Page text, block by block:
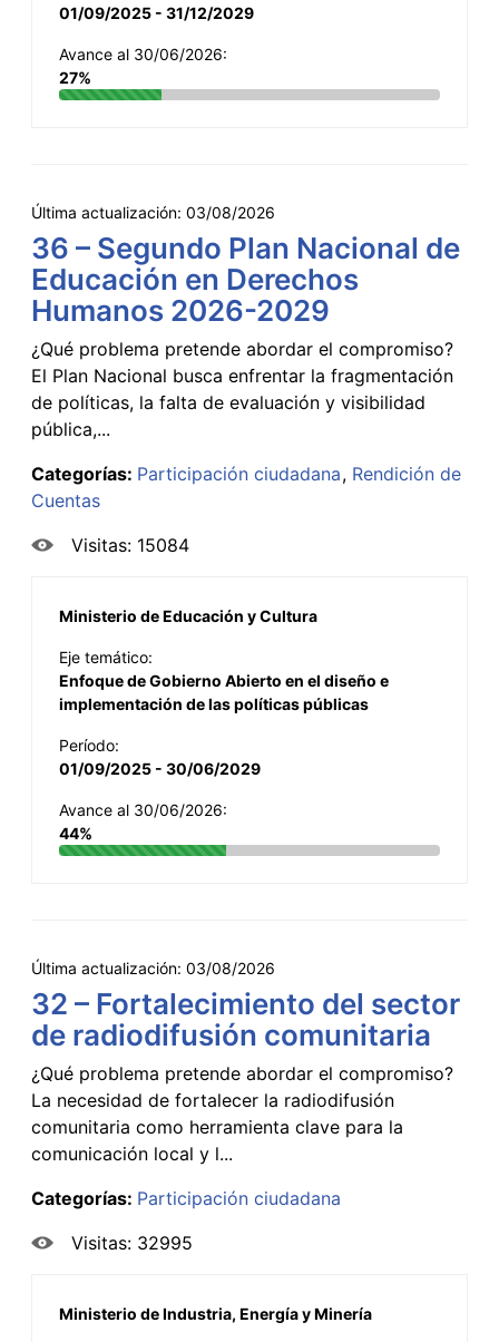
01/09/2025 - 31/12/2029
Avance al 30/06/2026:
27%
Última actualización: 03/08/2026
36 – Segundo Plan Nacional de
Educación en Derechos
Humanos 2026-2029
¿Qué problema pretende abordar el compromiso?
El Plan Nacional busca enfrentar la fragmentación
de políticas, la falta de evaluación y visibilidad
pública,...
Categorías: Participación ciudadana Rendición de
Cuentas
Visitas: 15084
Ministerio de Educación y Cultura
Eje temático:
Enfoque de Gobierno Abierto en el diseño e
implementación de las políticas públicas
Período:
01/09/2025 - 30/06/2029
Avance al 30/06/2026:
44%
Última actualización: 03/08/2026
32 – Fortalecimiento del sector
de radiodifusión comunitaria
¿Qué problema pretende abordar el compromiso?
La necesidad de fortalecer la radiodifusión
comunitaria como herramienta clave para la
comunicación local y l...
Categorías: Participación ciudadana
Visitas: 32995
Ministerio de Industria, Energía y Minería